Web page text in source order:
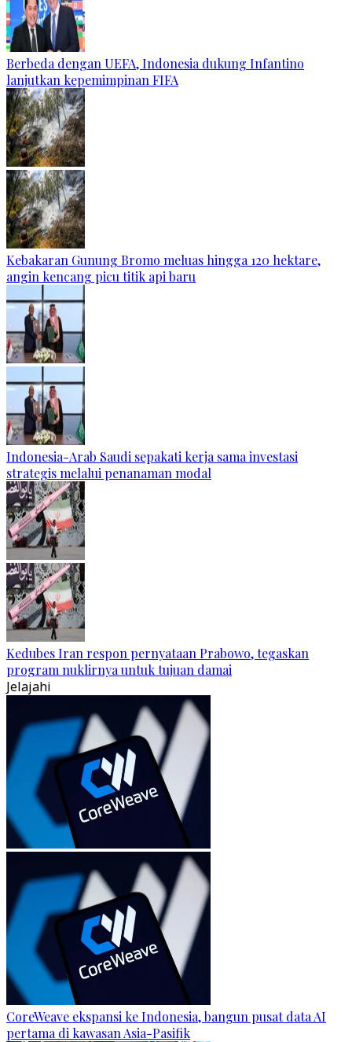
Berbeda dengan UEFA, Indonesia dukung Infantino
lanjutkan kepemimpinan FIFA
Kebakaran Gunung Bromo meluas hingga 120 hektare,
angin kencang picu titik api baru
Indonesia-Arab Saudi sepakati kerja sama investasi
strategis melalui penanaman modal
Kedubes Iran respon pernyataan Prabowo, tegaskan
program nuklirnya untuk tujuan damai
Jelajahi
CoreWeave ekspansi ke Indonesia, bangun pusat data AI
pertama di kawasan Asia-Pasifik